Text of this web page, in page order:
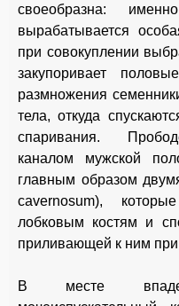
своеобразна:
вырабатывается
при совокуплении
закупоривает
размножения
тела, откуда
спаривания.
каналом мужской
главным образом
cavernosum),
лобковым костям и
приливающей к ним
В месте